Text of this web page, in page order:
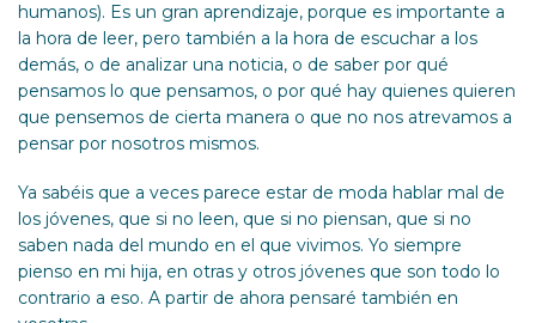
humanos). Es un gran aprendizaje, porque es importante a
la hora de leer, pero también a la hora de escuchar a los
demás, o de analizar una noticia, o de saber por qué
pensamos lo que pensamos, o por qué hay quienes quieren
que pensemos de cierta manera o que no nos atrevamos a
pensar por nosotros mismos.
Ya sabéis que a veces parece estar de moda hablar mal de
los jóvenes, que si no leen, que si no piensan, que si no
saben nada del mundo en el que vivimos. Yo siempre
pienso en mi hija, en otras y otros jóvenes que son todo lo
contrario a eso. A partir de ahora pensaré también en